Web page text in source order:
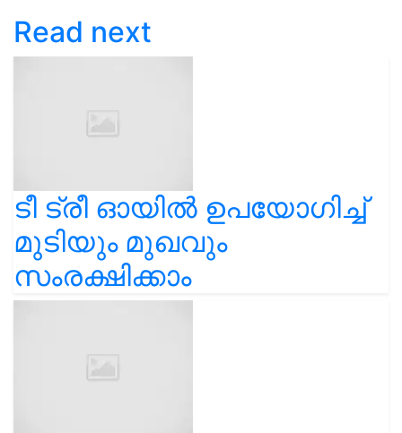
Read next
ടീ ട്രീ ഓയിൽ ഉപയോഗിച്ച്
മുടിയും മുഖവും
സംരക്ഷിക്കാം